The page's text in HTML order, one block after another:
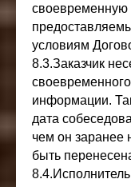
своевременную
условиям
8.3.Заказчик
информации.
дата
чем он заранее
быть
8.4.Исполнитель